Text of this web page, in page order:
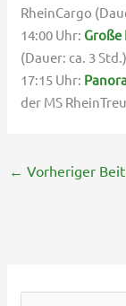
RheinCargo
14:00 Uhr:
(Dauer: ca. 3 Std.)
17:15 Uhr:
der MS
← Vorheriger